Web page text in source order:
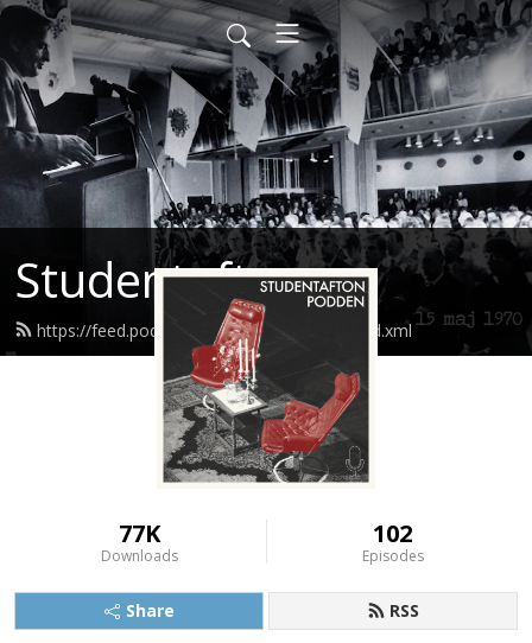
Studentafton
https://feed.podbean.com/studentafton/feed.xml
77K
Downloads
102
Episodes
Share RSS